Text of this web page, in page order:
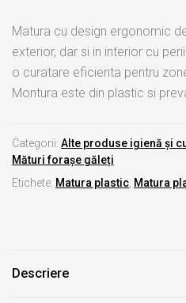
Matura cu design ergonomic
exterior, dar si in interior cu
o curatare eficienta pentru
Montura este din plastic si
Categorii: Alte produse igienă și
Mături forașe găleți
Etichete: Matura plastic, Matura
Descriere